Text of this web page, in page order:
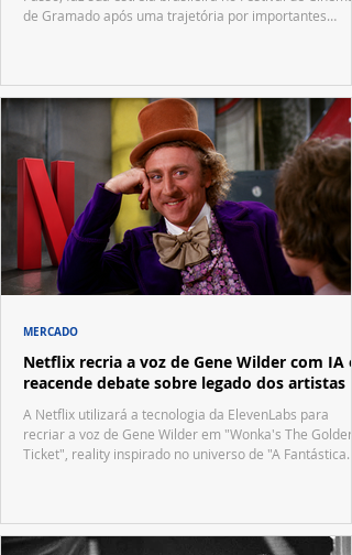
de Gramado após uma trajetória por importantes
Netflix recria a voz de Gene Wilder com IA e
reacende debate sobre legado dos artistas
A Netflix utilizará a tecnologia da ElevenLabs para
recriar a voz de Gene Wilder em "Wonka's The Golden
Ticket", reality inspirado no universo de "A Fantástica
MERCADO